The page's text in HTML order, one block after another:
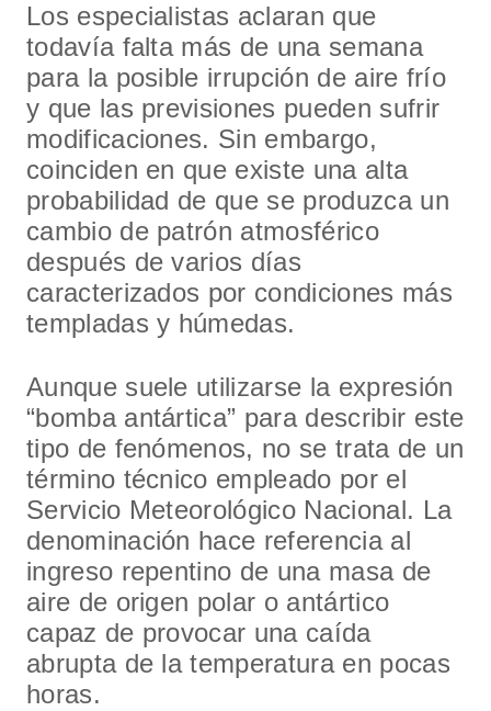
Los especialistas aclaran que
todavía falta más de una semana
para la posible irrupción de aire frío
y que las previsiones pueden sufrir
modificaciones. Sin embargo,
coinciden en que existe una alta
probabilidad de que se produzca un
cambio de patrón atmosférico
después de varios días
caracterizados por condiciones más
templadas y húmedas.
Aunque suele utilizarse la expresión
“bomba antártica” para describir este
tipo de fenómenos, no se trata de un
término técnico empleado por el
Servicio Meteorológico Nacional. La
denominación hace referencia al
ingreso repentino de una masa de
aire de origen polar o antártico
capaz de provocar una caída
abrupta de la temperatura en pocas
horas.